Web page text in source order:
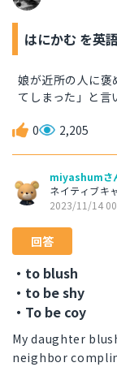
はにかむ を英
娘が近所の人に褒
てしまった」と言
0 2,205
miyashumさ
ネイティブキ
2023/11/14
回答
・to blush
・to be shy
・To be coy
My daughter
neighbor